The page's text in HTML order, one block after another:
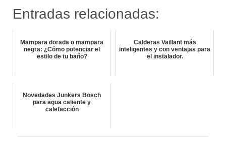
Entradas relacionadas:
Mampara dorada o mampara
negra: ¿Cómo potenciar el
estilo de tu baño?
Calderas Vaillant más
inteligentes y con ventajas para
el instalador.
Novedades Junkers Bosch
para agua caliente y
calefacción